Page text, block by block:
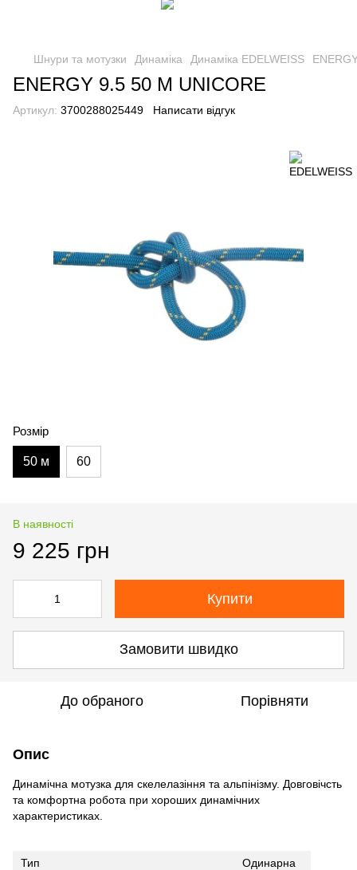
Шнури та мотузки Динаміка Динаміка EDELWEISS
ENERGY 9.5 50 М UNICORE
Артикул: 3700288025449 Написати відгук
Розмір
50 м 60
В наявності
9 225 грн
Купити
Замовити швидко
До обраного Порівняти
Опис
Динамічна мотузка для скелелазіння та альпінізму. Довговічсть
та комфортна робота при хороших динамічних
характеристиках.
Тип
Одинарна